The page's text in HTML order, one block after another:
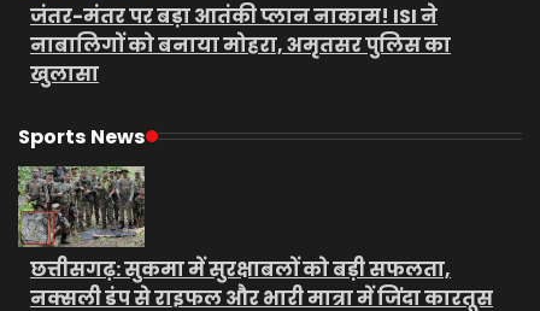
जंतर-मंतर पर बड़ा आतंकी प्लान नाकाम! ISI ने
नाबालिगों को बनाया मोहरा, अमृतसर पुलिस का
खुलासा
Sports News
छत्तीसगढ़: सुकमा में सुरक्षाबलों को बड़ी सफलता,
नक्सली डंप से राइफल और भारी मात्रा में जिंदा कारतूस